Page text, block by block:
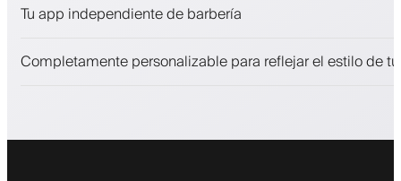
Involucra a los clientes con un programa de fidelización
Tu app independiente de barbería
Completamente personalizable para reflejar el estilo de